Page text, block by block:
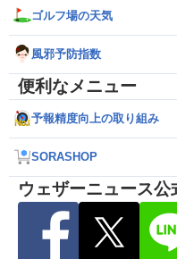
ゴルフ場の天気
風邪予防指数
便利なメニュー
予報精度向上の取り組み
SORASHOP
ウェザーニュース公